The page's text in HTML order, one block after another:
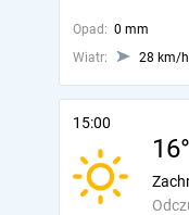
Opad: 0 mm
Wiatr:
28 km/h
15:00